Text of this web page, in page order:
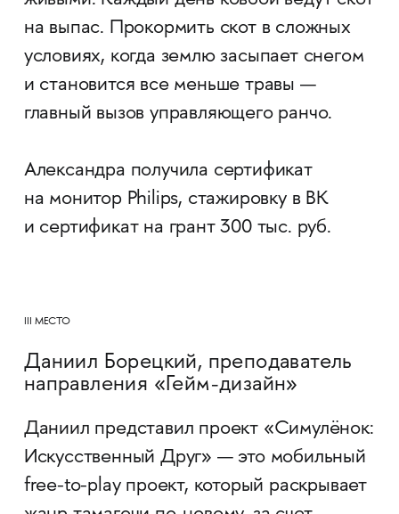
на выпас. Прокормить скот в сложных
условиях, когда землю засыпает снегом
и становится все меньше травы —
главный вызов управляющего ранчо.
Александра получила сертификат
на монитор Philips, стажировку в ВК
и сертификат на грант 300 тыс. руб.
III МЕСТО
Даниил Борецкий, преподаватель
направления «Гейм-дизайн»
Даниил представил проект «Симулёнок:
Искусственный Друг» — это мобильный
free-to-play проект, который раскрывает